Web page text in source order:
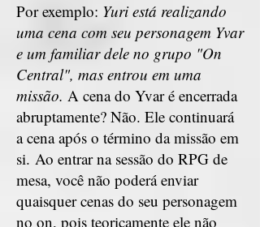
Por exemplo: Yuri está realizando
uma cena com seu personagem Yvar
e um familiar dele no grupo "On
Central", mas entrou em uma
missão. A cena do Yvar é encerrada
abruptamente? Não. Ele continuará
a cena após o término da missão em
si. Ao entrar na sessão do RPG de
mesa, você não poderá enviar
quaisquer cenas do seu personagem
no on, pois teoricamente ele não